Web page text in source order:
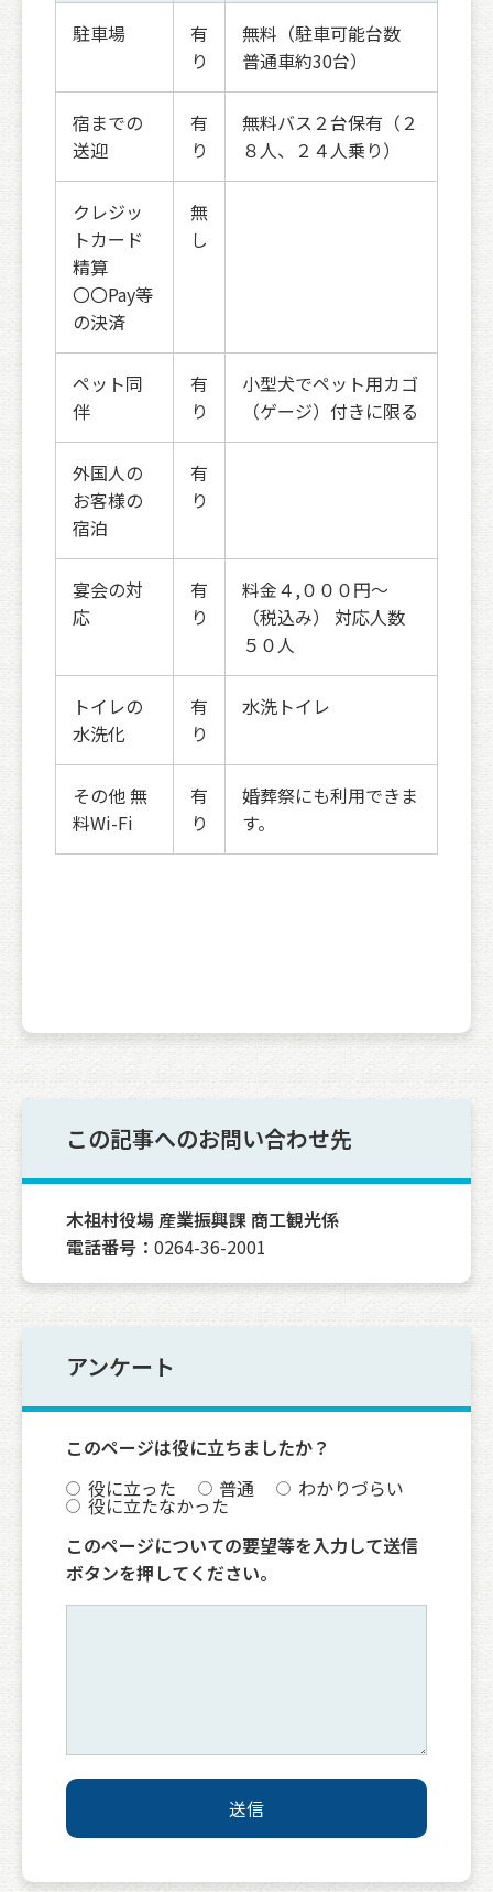
駐車場
有
り
無料（駐車可能台数
普通車約30台）
宿までの
送迎
有
り
無料バス２台保有（２
８人、２４人乗り）
クレジッ
トカード
精算
〇〇Pay等
の決済
無
し
ペット同
伴
有
り
小型犬でペット用カゴ
（ゲージ）付きに限る
外国人の
お客様の
宿泊
有
り
宴会の対
応
有
り
料金４,０００円～
（税込み） 対応人数
５０人
トイレの
水洗化
有
り
水洗トイレ
その他 無
料Wi-Fi
有
り
婚葬祭にも利用できま
す。
この記事へのお問い合わせ先
木祖村役場 産業振興課 商工観光係
電話番号： 0264-36-2001
アンケート
このページは役に立ちましたか？
役に立った
普通 わかりづらい
役に立たなかった
このページについての要望等を入力して送信
ボタンを押してください。